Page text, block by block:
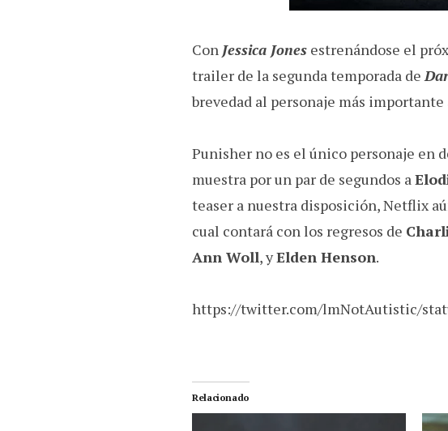
Con Jessica Jones estrenándose el
trailer de la segunda temporada de
brevedad al personaje más
Punisher no es el único personaje en
muestra por un par de segundos a
teaser a nuestra disposición, Netflix
cual contará con los regresos de
Ann Woll, yElden Henson.
https://twitter.com/lmNotAutistic/
Relacionado